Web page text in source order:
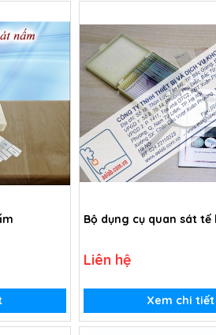
Bộ dụng cụ quan sát tế
Liên hệ
Xem chi tiết